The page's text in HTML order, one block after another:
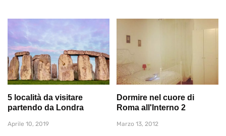
5 località da visitare
partendo da Londra
Aprile 10, 2019
Dormire nel cuore di
Roma all'Interno 2
Marzo 13, 2012